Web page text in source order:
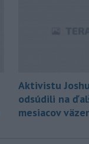
Aktivistu
odsúdili na
mesiacov